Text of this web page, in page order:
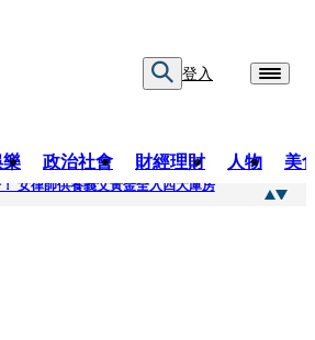
登入
政治社會 財經理財 人物 美
女律師供養義父黃金全入四大庫房